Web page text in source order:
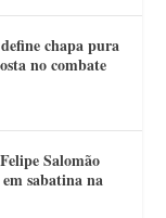
chapa pura
no combate
Salomão
sabatina na